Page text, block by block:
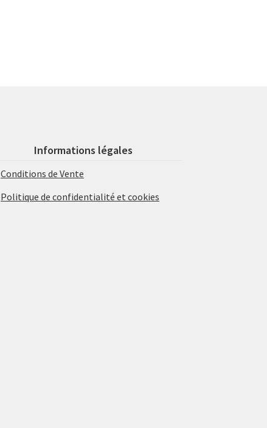
Informations légales
Conditions de Vente
Politique de confidentialité et cookies